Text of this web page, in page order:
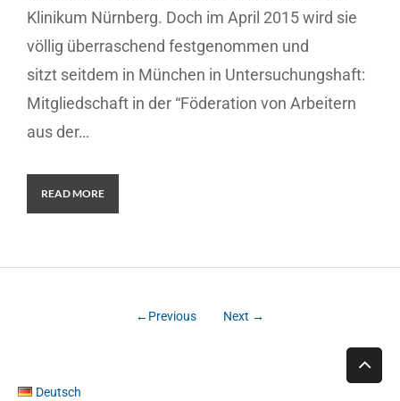
Klinikum Nürnberg. Doch im April 2015 wird sie
völlig überraschend festgenommen und
sitzt seitdem in München in Untersuchungshaft:
Mitgliedschaft in der “Föderation von Arbeitern
aus der…
READ MORE
←Previous Next →
Deutsch